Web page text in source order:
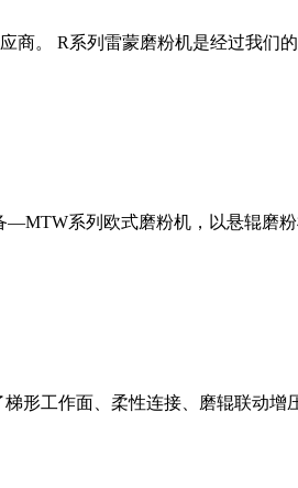
商。 R系列雷蒙磨粉机是经过我们
系列欧式磨粉机，以悬辊磨
形工作面、柔性连接、磨辊联动增